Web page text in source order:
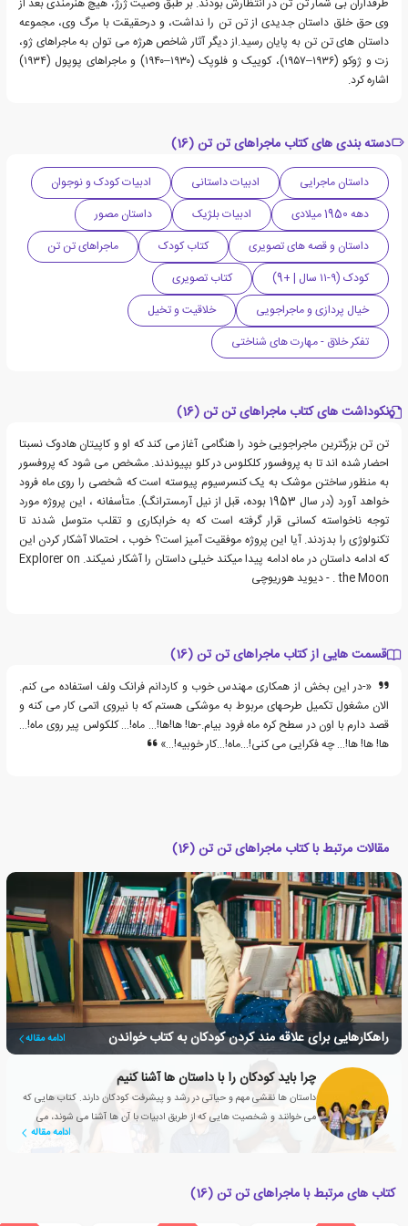
وی حق خلق داستان جدیدی از تن تن را نداشت، و درحقیقت با مرگ وی، مجموعه
داستان های تن تن به پایان رسید.از دیگر آثار شاخص هرژه می توان به ماجراهای ژو،
زت و ژوکو ‏(۱۹۳۶–۱۹۵۷)، کوییک و فلوپک ‏(۱۹۳۰–۱۹۴۰) و ماجراهای پوپول ‏(۱۹۳۴)
اشاره کرد.
دسته بندی های کتاب ماجراهای تن تن (16)
داستان ماجرایی ادبیات داستانی
ادبیات کودک و نوجوان
دهه 1950 میلادی
ادبیات بلژیک
داستان مصور
داستان و قصه های تصویری
کتاب کودک
ماجراهای تن تن
کودک (۹-۱۱ سال | +9)
کتاب تصویری
خیال پردازی و ماجراجویی
خلاقیت و تخیل
تفکر خلاق - مهارت های شناختی
نکوداشت های کتاب ماجراهای تن تن (16)
تن تن بزرگترین ماجراجویی خود را هنگامی آغاز می کند که او و کاپیتان هادوک نسبتا
احضار شده اند تا به پروفسور کلکلوس در کلو بپیوندند. مشخص می شود که پروفسور
به منظور ساختن موشک به یک کنسرسیوم پیوسته است که شخصی را روی ماه فرود
خواهد آورد (در سال 1953 بوده، قبل از نیل آرمسترانگ). متأسفانه ، این پروژه مورد
توجه ناخواسته کسانی قرار گرفته است که به خرابکاری و تقلب متوسل شدند تا
تکنولوژی را بدزدند. آیا این پروژه موفقیت آمیز است؟ خوب ، احتمالا آشکار کردن این
که ادامه داستان در ماه ادامه پیدا میکند خیلی داستان را آشکار نمیکند. Explorer on
the Moon . - دیوید هوریوچی
قسمت هایی از کتاب ماجراهای تن تن (16)
«-در این بخش از همکاری مهندس خوب و کاردانم فرانک ولف استفاده می کنم.
الان مشغول تکمیل طرحهای مربوط به موشکی هستم که با نیروی اتمی کار می کنه و
قصد دارم با اون در سطح کره ماه فرود بیام.-ها! ها!ها!… ماه!… کلکولس پیر روی ماه!…
ها! ها! ها!… چه فکرایی می کنی!…ماه!…کار خوبیه!…»
مقالات مرتبط با کتاب ماجراهای تن تن (16)
راهکارهایی برای علاقه مند کردن کودکان به کتاب خواندن ادامه مقاله
چرا باید کودکان را با داستان ها آشنا کنیم
داستان ها نقشی مهم و حیاتی در رشد و پیشرفت کودکان دارند. کتاب هایی که
می خوانند و شخصیت هایی که از طریق ادبیات با آن ها آشنا می شوند، می
ادامه مقاله
کتاب های مرتبط با ماجراهای تن تن (16)